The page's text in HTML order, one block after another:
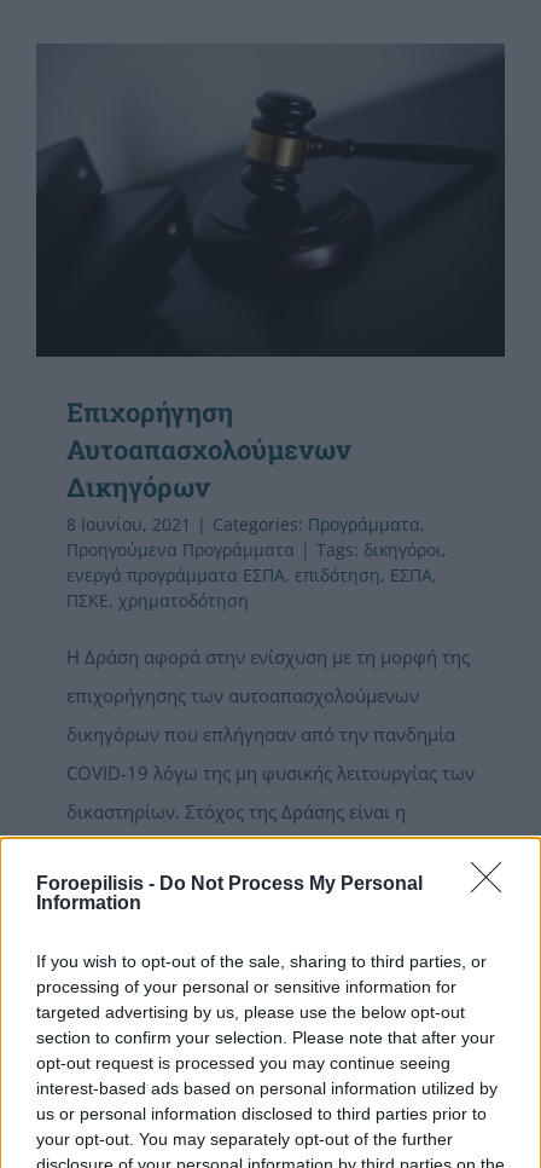
Foroepilisis - Do Not Process My Personal
Information
If you wish to opt-out of the sale, sharing to third parties, or
processing of your personal or sensitive information for
targeted advertising by us, please use the below opt-out
section to confirm your selection. Please note that after your
opt-out request is processed you may continue seeing
interest-based ads based on personal information utilized by
us or personal information disclosed to third parties prior to
your opt-out. You may separately opt-out of the further
Επιχορήγηση
Αυτοαπασχολούμενων
Δικηγόρων
8 Ιουνίου, 2021 | Categories: Προγράμματα,
Προηγούμενα Προγράμματα | Tags: δικηγόροι,
ενεργά προγράμματα ΕΣΠΑ, επιδότηση, ΕΣΠΑ,
ΠΣΚΕ, χρηματοδότηση
Η Δράση αφορά στην ενίσχυση με τη μορφή της
επιχορήγησης των αυτοαπασχολούμενων
δικηγόρων που επλήγησαν από την πανδημία
COVID-19 λόγω της μη φυσικής λειτουργίας των
δικαστηρίων. Στόχος της Δράσης είναι η
δικηγορικών γραφείων προκειμένου οι
τις υπηρεσίες τους μέσω τηλεδιάσκεψης, αλλά
και να αξιοποιήσουν τα σύγχρονα τεχνολογικά
εργαλεία στην διαδικασία απονομής της
Δικαιοσύνης, σε δικαστήρια και σωφρονιστικά́
καταστήματα της χώρας. Προϋπολογισμός της
Δράσης 20 εκατ. ευρώ για το σύνολο των